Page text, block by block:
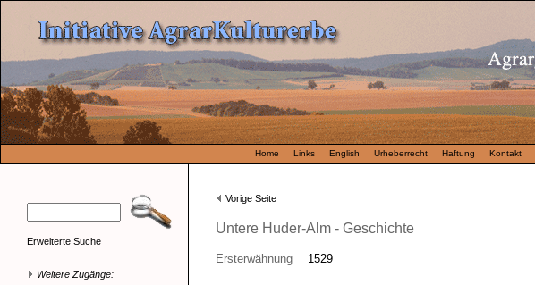
Home Links English Urheberrecht Haftung Kontakt
Erweiterte Suche
Weitere Zugänge:
Vorige Seite
Untere Huder-Alm - Geschichte
Ersterwähnung 1529